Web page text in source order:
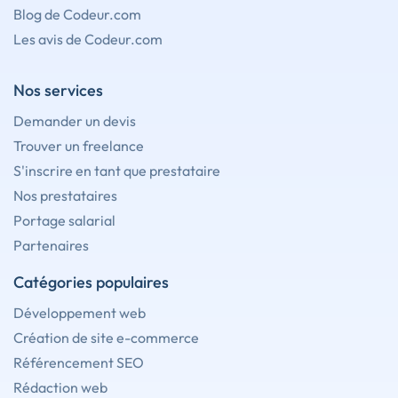
Blog de Codeur.com
Les avis de Codeur.com
Nos services
Demander un devis
Trouver un freelance
S'inscrire en tant que prestataire
Nos prestataires
Portage salarial
Partenaires
Catégories populaires
Développement web
Création de site e-commerce
Référencement SEO
Rédaction web